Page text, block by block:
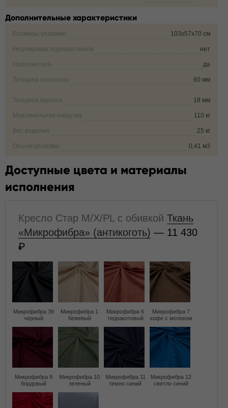
Дополнительные характеристики
Размеры упаковки 103х57х70 см
Регулировка подлокотников нет
Наполнитель да
Толщина поролона 60 мм
Толщина каркаса 18 мм
Максимальная нагрузка 110 кг
Вес изделия 25 кг
Объем упаковки 0,41 м3
Доступные цвета и материалы
исполнения
Кресло Стар M/X/PL с обивкой Ткань
«Микрофибра» (антикоготь) — 11 430
Микрофибра 39
черный
Микрофибра 1
бежевый
Микрофибра 6
терракотовый
Микрофибра 7
кофе с молоком
Микрофибра 9
бордовый
Микрофибра 10
зеленый
Микрофибра 11
темно синий
Микрофибра 12
светло синий